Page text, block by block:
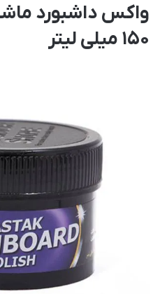
واکس داشبورد
150 میلی لیتر